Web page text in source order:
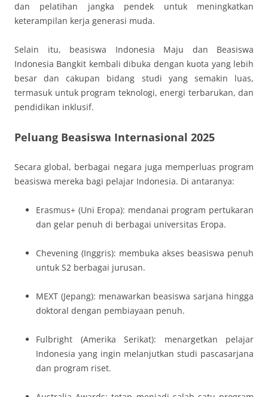
dan pelatihan jangka pendek untuk meningkatkan
keterampilan kerja generasi muda.
Selain itu, beasiswa Indonesia Maju dan Beasiswa
Indonesia Bangkit kembali dibuka dengan kuota yang lebih
besar dan cakupan bidang studi yang semakin luas,
termasuk untuk program teknologi, energi terbarukan, dan
pendidikan inklusif.
Peluang Beasiswa Internasional 2025
Secara global, berbagai negara juga memperluas program
beasiswa mereka bagi pelajar Indonesia. Di antaranya:
Erasmus+ (Uni Eropa): mendanai program pertukaran
dan gelar penuh di berbagai universitas Eropa.
Chevening (Inggris): membuka akses beasiswa penuh
untuk S2 berbagai jurusan.
MEXT (Jepang): menawarkan beasiswa sarjana hingga
doktoral dengan pembiayaan penuh.
Fulbright (Amerika Serikat): menargetkan pelajar
Indonesia yang ingin melanjutkan studi pascasarjana
dan program riset.